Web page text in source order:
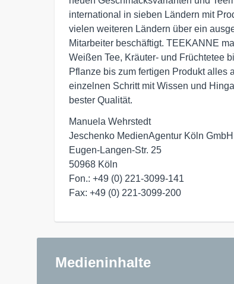
international in sieben Ländern mit
vielen weiteren Ländern über ein
Mitarbeiter beschäftigt. TEEKANNE
Weißen Tee, Kräuter- und Früchtetee
Pflanze bis zum fertigen Produkt alles
einzelnen Schritt mit Wissen und
bester Qualität.
Manuela Wehrstedt
Jeschenko MedienAgentur Köln GmbH
Eugen-Langen-Str. 25
50968 Köln
Fon.: +49 (0) 221-3099-141
Medieninhalte